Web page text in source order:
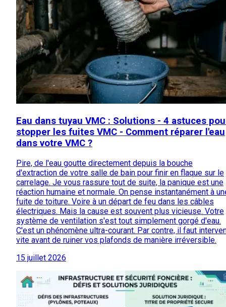
Eau dans tuyau VMC : Solutions - 4 astuces
stopper les fuites VMC - Comment réparer l'eau
dans votre VMC ?
Pire, de l'eau goutte directement depuis la bouche
d'extraction de votre salle de bain pour finir en flaque sur le
carrelage. Je vous rassure tout de suite, la panique est une
réaction humaine et normale. On pense instantanément à
fuite de toiture. Voire à un départ de feu dans les câbles
électriques. Mais la cause est souvent plus vicieuse. Votre
système de ventilation s'est tout simplement gorgé d'eau.
C'est un phénomène ultra-courant. Par contre, il faut
vite avant de ruiner vos plafonds de manière irréversible.
15 juillet 2026